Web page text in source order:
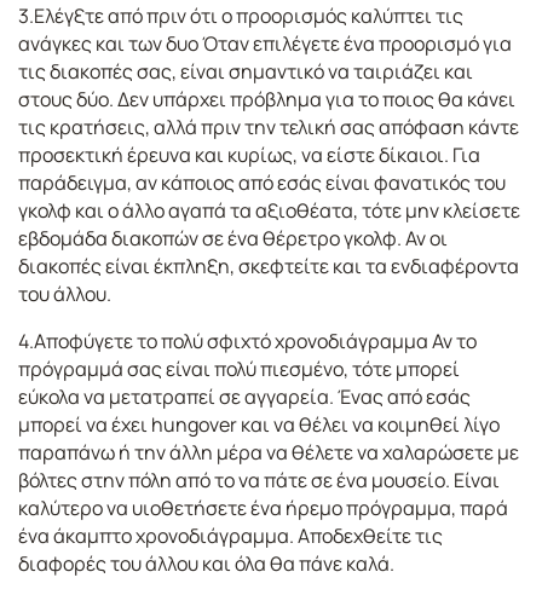
3.Ελέγξτε από πριν ότι ο προορισμός καλύπτει τις
ανάγκες και των δυο Όταν επιλέγετε ένα προορισμό για
τις διακοπές σας, είναι σημαντικό να ταιριάζει και
στους δύο. Δεν υπάρχει πρόβλημα για το ποιος θα κάνει
τις κρατήσεις, αλλά πριν την τελική σας απόφαση κάντε
προσεκτική έρευνα και κυρίως, να είστε δίκαιοι. Για
παράδειγμα, αν κάποιος από εσάς είναι φανατικός του
γκολφ και ο άλλο αγαπά τα αξιοθέατα, τότε μην κλείσετε
εβδομάδα διακοπών σε ένα θέρετρο γκολφ. Αν οι
διακοπές είναι έκπληξη, σκεφτείτε και τα ενδιαφέροντα
του άλλου.
4.Αποφύγετε το πολύ σφιχτό χρονοδιάγραμμα Αν το
πρόγραμμά σας είναι πολύ πιεσμένο, τότε μπορεί
εύκολα να μετατραπεί σε αγγαρεία. Ένας από εσάς
μπορεί να έχει hungover και να θέλει να κοιμηθεί λίγο
παραπάνω ή την άλλη μέρα να θέλετε να χαλαρώσετε με
βόλτες στην πόλη από το να πάτε σε ένα μουσείο. Είναι
καλύτερο να υιοθετήσετε ένα ήρεμο πρόγραμμα, παρά
ένα άκαμπτο χρονοδιάγραμμα. Αποδεχθείτε τις
διαφορές του άλλου και όλα θα πάνε καλά.